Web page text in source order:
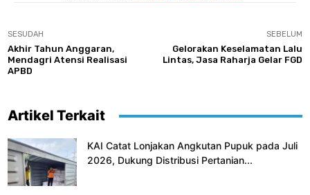
SESUDAH
Akhir Tahun Anggaran,
Mendagri Atensi Realisasi
APBD
SEBELUM
Gelorakan Keselamatan Lalu
Lintas, Jasa Raharja Gelar FGD
Artikel Terkait
KAI Catat Lonjakan Angkutan Pupuk pada Juli
2026, Dukung Distribusi Pertanian...